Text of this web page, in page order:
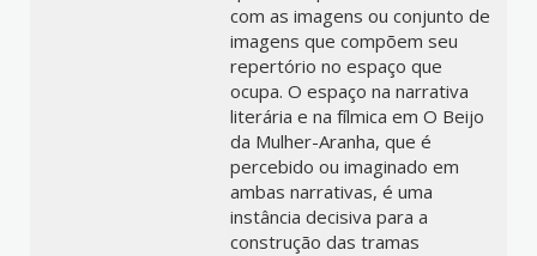
com as imagens ou conjunto de
imagens que compõem seu
repertório no espaço que
ocupa. O espaço na narrativa
literária e na fílmica em O Beijo
da Mulher-Aranha, que é
percebido ou imaginado em
ambas narrativas, é uma
instância decisiva para a
construção das tramas